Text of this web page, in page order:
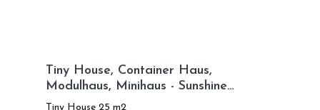
Tiny House, Container Haus,
Modulhaus, Minihaus - Sunshine
Modell
Tiny House 25 m2